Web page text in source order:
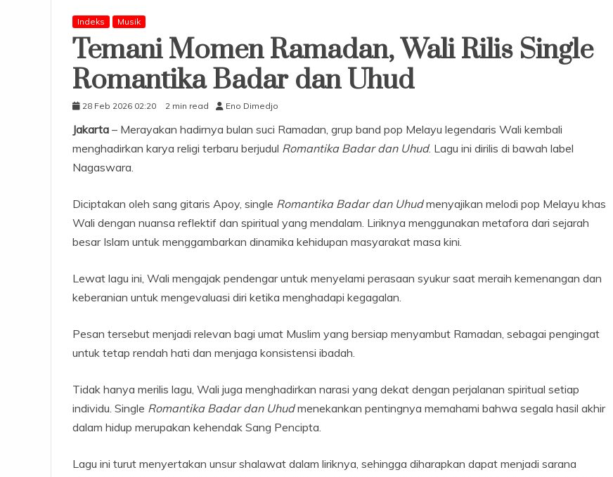
Indeks Musik
Temani Momen Ramadan, Wali Rilis Single
Romantika Badar dan Uhud
28 Feb 2026 02:20 2 min read Eno Dimedjo
Jakarta – Merayakan hadirnya bulan suci Ramadan, grup band pop Melayu legendaris Wali kembali
menghadirkan karya religi terbaru berjudul Romantika Badar dan Uhud. Lagu ini dirilis di bawah label
Nagaswara.
Diciptakan oleh sang gitaris Apoy, single Romantika Badar dan Uhudmenyajikan melodi pop Melayu khas
Wali dengan nuansa reflektif dan spiritual yang mendalam. Liriknya menggunakan metafora dari sejarah
besar Islam untuk menggambarkan dinamika kehidupan masyarakat masa kini.
Lewat lagu ini, Wali mengajak pendengar untuk menyelami perasaan syukur saat meraih kemenangan dan
keberanian untuk mengevaluasi diri ketika menghadapi kegagalan.
Pesan tersebut menjadi relevan bagi umat Muslim yang bersiap menyambut Ramadan, sebagai pengingat
untuk tetap rendah hati dan menjaga konsistensi ibadah.
Tidak hanya merilis lagu, Wali juga menghadirkan narasi yang dekat dengan perjalanan spiritual setiap
individu. Single Romantika Badar dan Uhudmenekankan pentingnya memahami bahwa segala hasil akhir
dalam hidup merupakan kehendak Sang Pencipta.
Lagu ini turut menyertakan unsur shalawat dalam liriknya, sehingga diharapkan dapat menjadi sarana